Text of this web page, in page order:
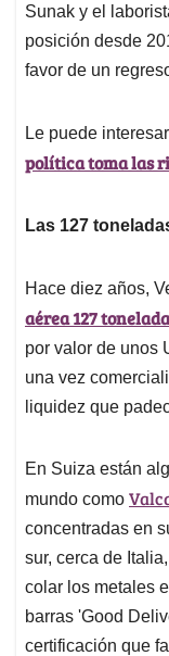
Sunak y el
posición desde
favor de un
Le puede
política toma las
Las 127
Hace diez años,
aérea 127
por valor de unos
una vez
liquidez que
En Suiza están
mundo como
concentradas en
sur, cerca de
colar los metales
barras 'Good
certificación que